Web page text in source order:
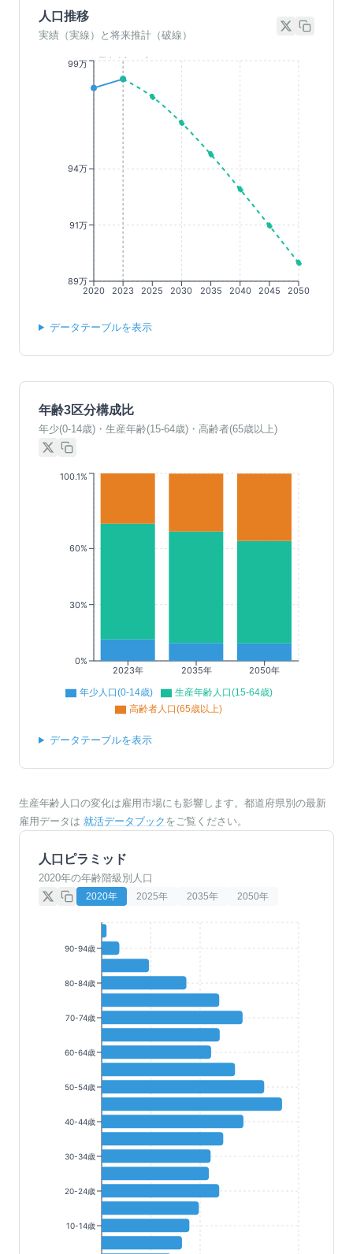
人口推移
実績（実線）と将来推計（破線）
2020 2023 2025 2030 2035 2040 2045 2050
89万
91万
94万
99万
データテーブルを表示
年齢3区分構成比
年少(0-14歳)・生産年齢(15-64歳)・高齢者(65歳以上)
2023年 2035年 2050年
0%
30%
60%
100.1%
年少人口(0-14歳)
生産年齢人口(15-64歳)
高齢者人口(65歳以上)
データテーブルを表示
生産年齢人口の変化は雇用市場にも影響します。都道府県別の最新
雇用データは 就活データブック をご覧ください。
人口ピラミッド
2020年の年齢階級別人口
2020年 2025年 2035年 2050年
90-94歳
80-84歳
70-74歳
60-64歳
50-54歳
40-44歳
30-34歳
20-24歳
10-14歳